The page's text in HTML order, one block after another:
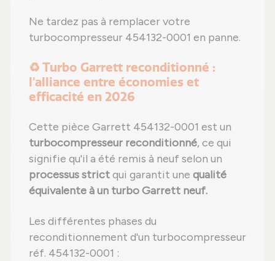
Ne tardez pas à remplacer votre
turbocompresseur 454132-0001 en panne.
♻️ Turbo Garrett reconditionné :
l'alliance entre économies et
efficacité en 2026
Cette pièce Garrett 454132-0001 est un
turbocompresseur reconditionné, ce qui
signifie qu'il a été remis à neuf selon un
processus strictqui garantit une qualité
équivalente à un turbo Garrett neuf.
Les différentes phases du
reconditionnement d'un turbocompresseur
réf. 454132-0001 :